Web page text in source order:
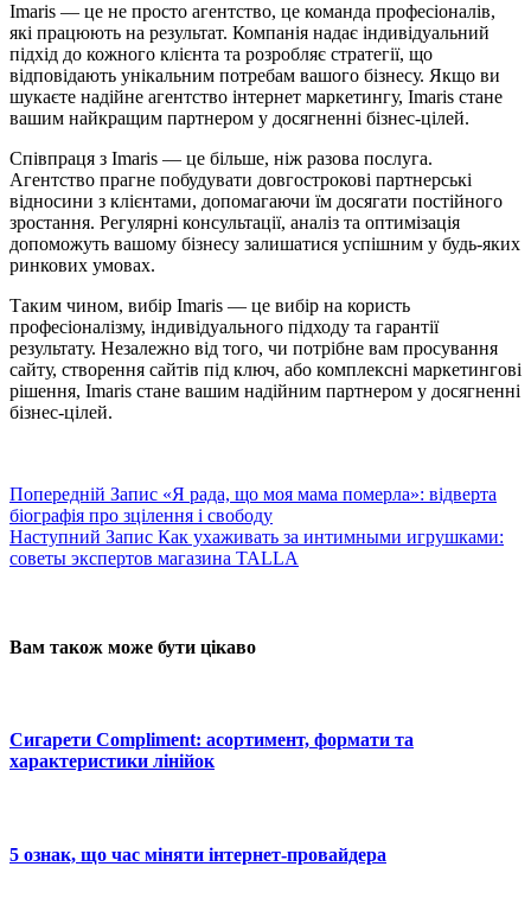
Imaris — це не просто агентство, це команда професіоналів,
які працюють на результат. Компанія надає індивідуальний
підхід до кожного клієнта та розробляє стратегії, що
відповідають унікальним потребам вашого бізнесу. Якщо ви
шукаєте надійне агентство інтернет маркетингу, Imaris стане
вашим найкращим партнером у досягненні бізнес-цілей.
Співпраця з Imaris — це більше, ніж разова послуга.
Агентство прагне побудувати довгострокові партнерські
відносини з клієнтами, допомагаючи їм досягати постійного
зростання. Регулярні консультації, аналіз та оптимізація
допоможуть вашому бізнесу залишатися успішним у будь-яких
ринкових умовах.
Таким чином, вибір Imaris — це вибір на користь
професіоналізму, індивідуального підходу та гарантії
результату. Незалежно від того, чи потрібне вам просування
сайту, створення сайтів під ключ, або комплексні маркетингові
рішення, Imaris стане вашим надійним партнером у досягненні
бізнес-цілей.
Попередній Запис «Я рада, що моя мама померла»: відверта
біографія про зцілення і свободу
Наступний Запис Как ухаживать за интимными игрушками:
советы экспертов магазина TALLA
Вам також може бути цікаво
Сигарети Compliment: асортимент, формати та
характеристики лінійок
5 ознак, що час міняти інтернет-провайдера